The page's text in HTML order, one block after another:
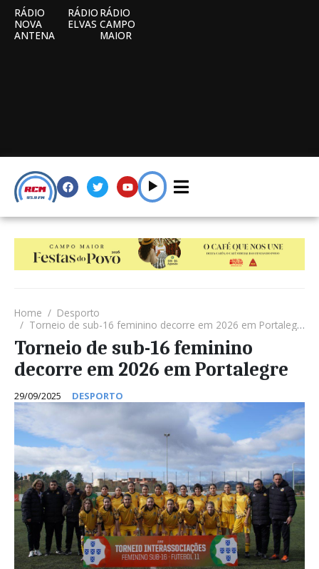
RÁDIO
NOVA
ANTENA
RÁDIO
ELVAS
RÁDIO
CAMPO
MAIOR
Home
Desporto
Torneio de sub-16 feminino decorre em 2026 em Portalegre
Torneio de sub-16 feminino
decorre em 2026 em Portalegre
29/09/2025 DESPORTO